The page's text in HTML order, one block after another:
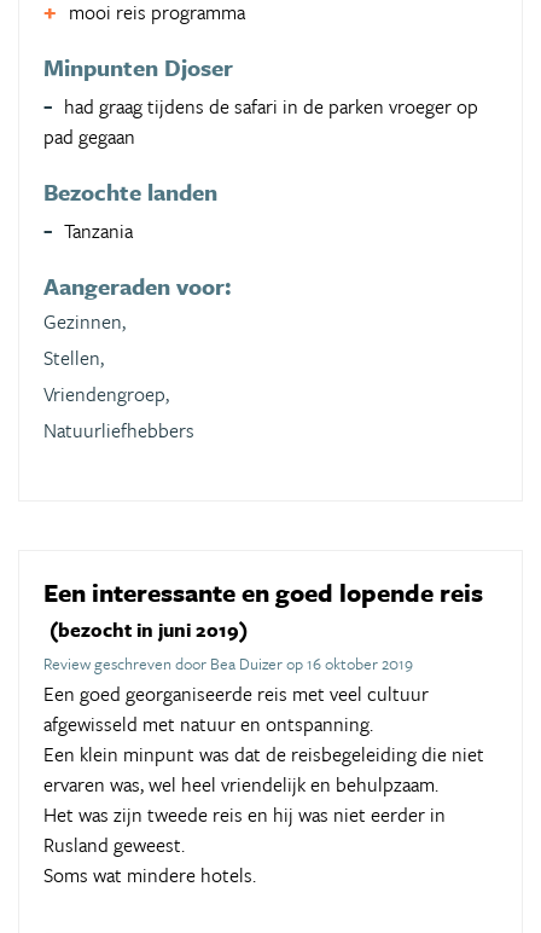
mooi reis programma
Minpunten Djoser
had graag tijdens de safari in de parken vroeger op
pad gegaan
Bezochte landen
Tanzania
Aangeraden voor:
Gezinnen,
Stellen,
Vriendengroep,
Natuurliefhebbers
Een interessante en goed lopende reis
(bezocht in juni 2019)
Review geschreven door Bea Duizer op 16 oktober 2019
Een goed georganiseerde reis met veel cultuur
afgewisseld met natuur en ontspanning.
Een klein minpunt was dat de reisbegeleiding die niet
ervaren was, wel heel vriendelijk en behulpzaam.
Het was zijn tweede reis en hij was niet eerder in
Rusland geweest.
Soms wat mindere hotels.